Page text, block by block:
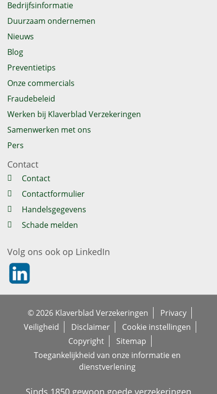
Bedrijfsinformatie
Duurzaam ondernemen
Nieuws
Blog
Preventietips
Onze commercials
Fraudebeleid
Werken bij Klaverblad Verzekeringen
Samenwerken met ons
Pers
Contact
Contact
Contactformulier
Handelsgegevens
Schade melden
Volg ons ook op LinkedIn
https://nl.linkedin.com/company/klaverblad-
© 2026 Klaverblad Verzekeringen
Privacy
Veiligheid
Disclaimer
Cookie instellingen
Copyright
Sitemap
Toegankelijkheid van onze informatie en
dienstverlening
Sinds 1850 gewoon goede verzekeringen